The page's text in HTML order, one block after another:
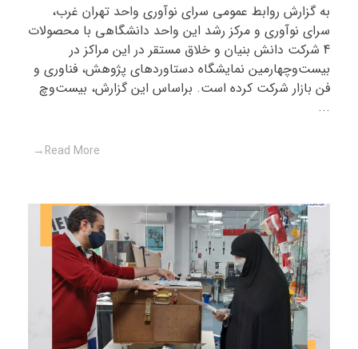
به گزارش روابط عمومی سرای نوآوری واحد تهران غرب،
سرای نوآوری و مرکز رشد این واحد دانشگاهی با محصولات
4 شرکت دانش بنیان و خلاق مستقر در این مراکز در
بیست‌وچهارمین نمایشگاه دستاوردهای پژوهش، فناوری و
فن بازار شرکت کرده است. براساس این گزارش، بیست‌وچ
...
Read More